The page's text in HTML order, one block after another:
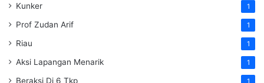
Kunker 1
Prof Zudan Arif 1
Riau 1
Aksi Lapangan Menarik 1
Beraksi Di 6 Tkp 1